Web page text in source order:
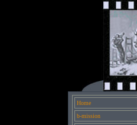
Home
b-mission